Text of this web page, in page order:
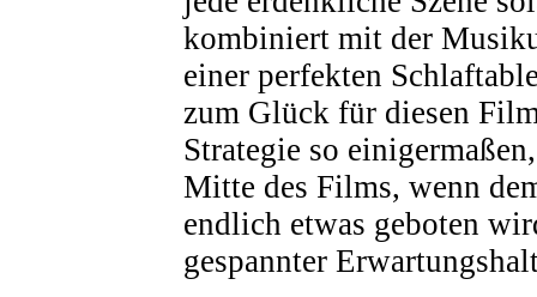
kombiniert mit der
einer perfekten
zum Glück für diesen
Strategie so
Mitte des Films, wenn
endlich etwas geboten
gespannter